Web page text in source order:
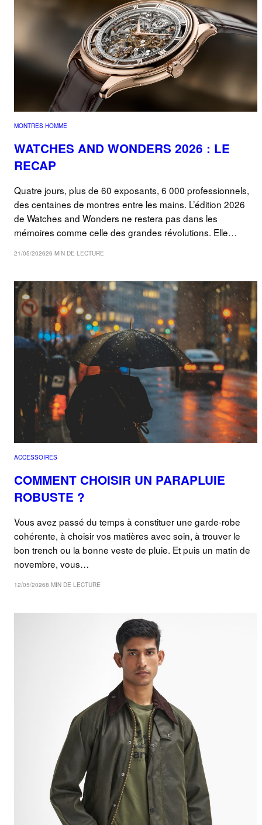
MONTRES HOMME
WATCHES AND WONDERS 2026 : LE
RECAP
Quatre jours, plus de 60 exposants, 6 000 professionnels,
des centaines de montres entre les mains. L’édition 2026
de Watches and Wonders ne restera pas dans les
mémoires comme celle des grandes révolutions. Elle…
21/05/202626 MIN DE LECTURE
ACCESSOIRES
COMMENT CHOISIR UN PARAPLUIE
ROBUSTE ?
Vous avez passé du temps à constituer une garde-robe
cohérente, à choisir vos matières avec soin, à trouver le
bon trench ou la bonne veste de pluie. Et puis un matin de
novembre, vous…
12/05/20268 MIN DE LECTURE